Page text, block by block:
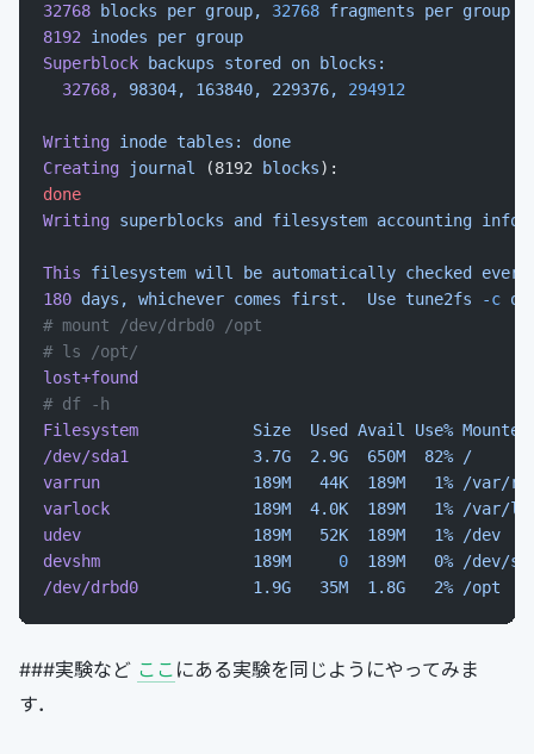
32768 blocks per group, 32768 fragments per group
8192 inodes per group
Superblock backups stored on blocks:
  32768,
98304, 163840, 229376, 294912
Writing inode tables:
done
Creating journal (8192 blocks):
done
Writing superblocks and filesystem accounting
This filesystem will be automatically checked every
180 days, whichever comes first.
  Use
tune2fs -c or
# mount /dev/drbd0 /opt
# ls /opt/
lost+found
# df -h
Filesystem
            Size
  Used
Avail Use% Mounted
/dev/sda1
             3.7G
  2.9G
  650M
  82%
/
varrun
                189M
   44K
  189M
   1%
/var/
varlock
               189M
  4.0K
  189M
   1%
/var/
udev
                  189M
   52K
  189M
   1%
/dev
devshm
                189M
     0
  189M
   0%
/dev/
/dev/drbd0
            1.9G
   35M
  1.8G
   2%
/opt
###実験など ここ にある実験を同じようにやってみま
す．